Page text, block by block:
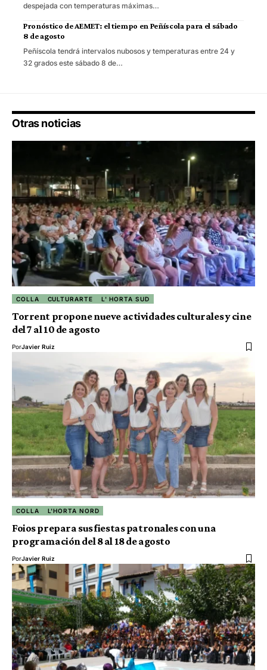
despejada con temperaturas máximas…
Pronóstico de AEMET: el tiempo en Peñíscola para el sábado
8 de agosto
Peñíscola tendrá intervalos nubosos y temperaturas entre 24 y
32 grados este sábado 8 de…
Otras noticias
COLLA CULTURARTE L' HORTA SUD
Torrent propone nueve actividades culturales y cine
del 7 al 10 de agosto
PorJavier Ruiz
COLLA L'HORTA NORD
Foios prepara sus fiestas patronales con una
programación del 8 al 18 de agosto
PorJavier Ruiz